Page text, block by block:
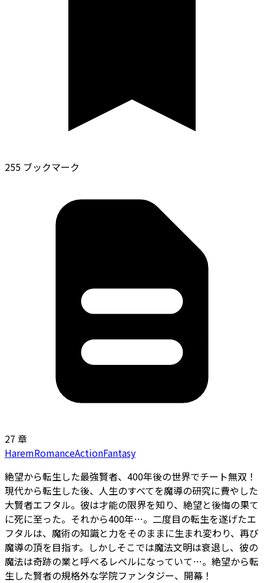
255 ブックマーク
27 章
HaremRomanceActionFantasy
絶望から転生した最強賢者、400年後の世界でチート無双！
現代から転生した後、人生のすべてを魔導の研究に費やした
大賢者エフタル。彼は才能の限界を知り、絶望と後悔の果て
に――死に至った。それから400年…。二度目の転生を遂げたエ
フタルは、魔術の知識と力をそのままに生まれ変わり、再び
魔導の頂を目指す。しかしそこでは魔法文明は衰退し、彼の
魔法は奇跡の業と呼べるレベルになっていて――…。絶望から転
生した賢者の規格外な学院ファンタジー、開幕！